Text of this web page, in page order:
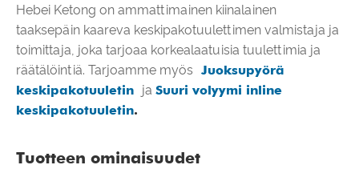
Hebei Ketong on ammattimainen kiinalainen
taaksepäin kaareva keskipakotuulettimen valmistaja ja
toimittaja, joka tarjoaa korkealaatuisia tuulettimia ja
räätälöintiä. Tarjoamme myös Juoksupyörä
keskipakotuuletin ja Suuri volyymi inline
keskipakotuuletin.
Tuotteen ominaisuudet